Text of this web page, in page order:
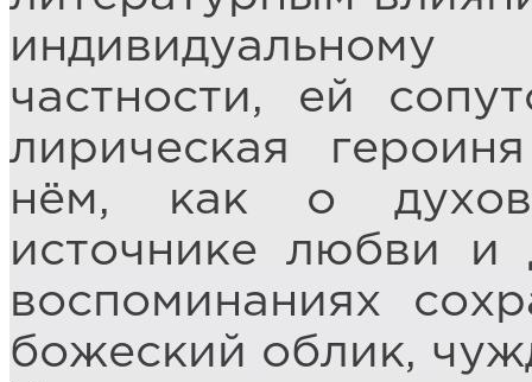
частности, ей
лирическая
нём, как о
источнике любви и
воспоминаниях
божеский облик,